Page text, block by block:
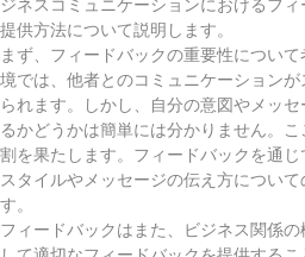
ジネスコミュニケーションにおけるフ
提供方法について説明します。
まず、フィードバックの重要性につい
境では、他者とのコミュニケーション
られます。しかし、自分の意図やメッ
るかどうかは簡単には分かりません。
割を果たします。フィードバックを通
スタイルやメッセージの伝え方につい
す。
フィードバックはまた、ビジネス関係